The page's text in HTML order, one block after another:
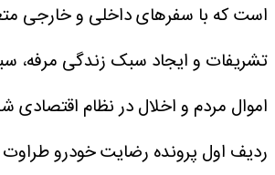
است که با سفر‌های داخلی و خارجی
تشریفات و ایجاد سبک زندگی مرفه،
اموال مردم و اخلال در نظام اقتصادی
ردیف اول پرونده رضایت خودرو